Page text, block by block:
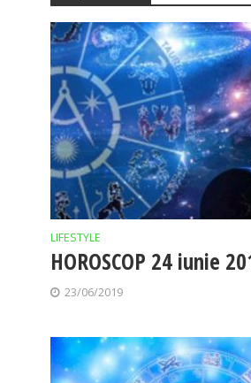
LIFESTYLE
HOROSCOP 24 iunie
23/06/2019